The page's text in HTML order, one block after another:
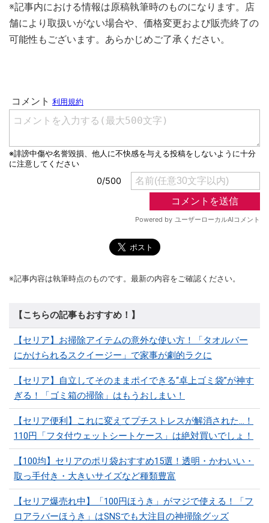
※記事内における情報は原稿執筆時のものになります。店
舗により取扱いがない場合や、価格変更および販売終了の
可能性もございます。あらかじめご了承ください。
※記事内容は執筆時点のものです。最新の内容をご確認ください。
【こちらの記事もおすすめ！】
【セリア】お掃除アイテムの意外な使い方！「タオルバー
にかけられるスクイージー」で家事が劇的ラクに
【セリア】自立してそのままポイできる“卓上ゴミ袋”が神す
ぎる！「ゴミ箱の掃除」はもうおしまい！
【セリア便利】これに変えてプチストレスが解消された…！
110円「フタ付ウェットシートケース」は絶対買いでしょ！
【100均】セリアのポリ袋おすすめ15選！透明・かわいい・
取っ手付き・大きいサイズなど種類豊富
【セリア爆売れ中】「100円ほうき」がマジで使える！「フ
ロアラバーほうき」はSNSでも大注目の神掃除グッズ